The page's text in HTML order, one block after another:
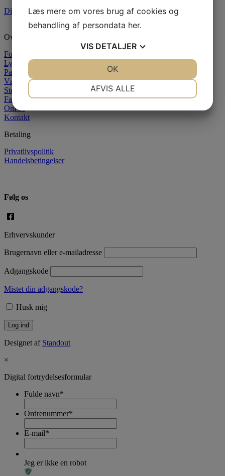
Digital fortrydelsesformular
Oversigt
Forside
Lysstøbning
Paraffin
Væger
Stearin
Farver
Om os
Kontakt
Betaling
Privatlivspolitik
Handelsbetingelser
Følg os
Erhvervskunder
Brugernavn eller e-mailadresse
Adgangskode
Mistet din adgangskode?
Husk mig
Designet af Standout
×
Digital fortrydelsesformular
Fulde navn*
Ordrenummer*
E-mail*
Jeg er ikke en robot
Læs mere om vores brug af cookies og
behandling af persondata her.
VIS DETALJER
AFVIS ALLE
OK